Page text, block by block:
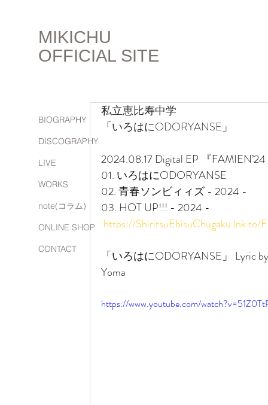
BIOGRAPHY
DISCOGRAPHY
LIVE
WORKS
note(コラム)
ONLINE SHOP
CONTACT
MIKICHU
OFFICIAL SITE
私立恵比寿中学
「いろはにODORYANSE」
2024.08.17 Digital EP 『
01. いろはにODORYANSE
02. 青春ソンビィィズ - 2024 -
03. HOT UP!!! - 2024 -
https://ShiritsuEbisuChugaku.lnk.to/F
「いろはにODORYANSE」 Lyric
Yoma
https://www.youtube.com/